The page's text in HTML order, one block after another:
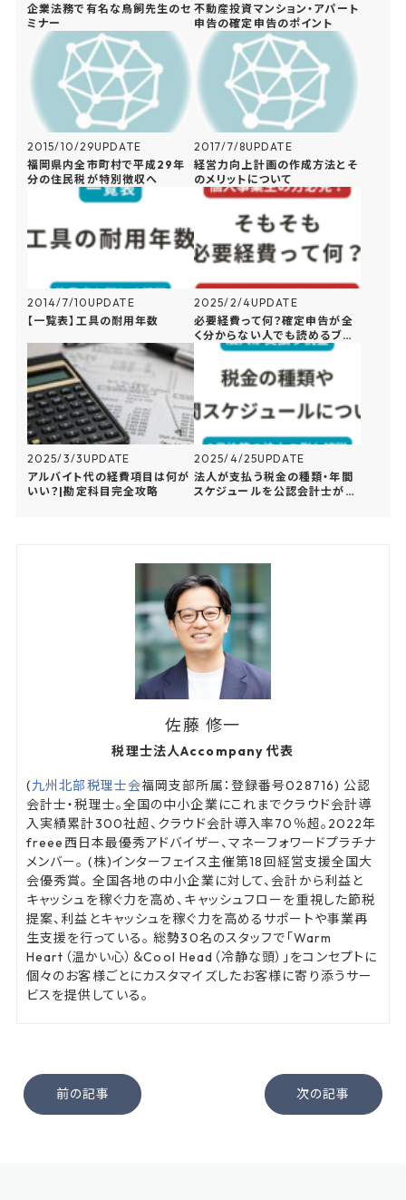
企業法務で有名な鳥飼先生のセ
ミナー
不動産投資マンション・アパート
申告の確定申告のポイント
2015/10/29UPDATE
福岡県内全市町村で平成29年
分の住民税が特別徴収へ
2017/7/8UPDATE
経営力向上計画の作成方法とそ
のメリットについて
2014/7/10UPDATE
【一覧表】工具の耐用年数
2025/2/4UPDATE
必要経費って何？確定申告が全
く分からない人でも読めるブロ
2025/3/3UPDATE
アルバイト代の経費項目は何が
いい？|勘定科目完全攻略
2025/4/25UPDATE
法人が支払う税金の種類・年間
スケジュールを公認会計士が解
佐藤 修一
税理士法人Accompany 代表
(九州北部税理士会福岡支部所属：登録番号028716) 公認
会計士・税理士。全国の中小企業にこれまでクラウド会計導
入実績累計300社超、クラウド会計導入率70％超。2022年
freee西日本最優秀アドバイザー、マネーフォワードプラチナ
メンバー。 (株)インターフェイス主催第18回経営支援全国大
会優秀賞。 全国各地の中小企業に対して、会計から利益と
キャッシュを稼ぐ力を高め、キャッシュフローを重視した節税
提案、利益とキャッシュを稼ぐ力を高めるサポートや事業再
生支援を行っている。 総勢30名のスタッフで「Warm
Heart（温かい心）＆Cool Head（冷静な頭）」をコンセプトに
個々のお客様ごとにカスタマイズしたお客様に寄り添うサー
ビスを提供している。
前の記事 次の記事